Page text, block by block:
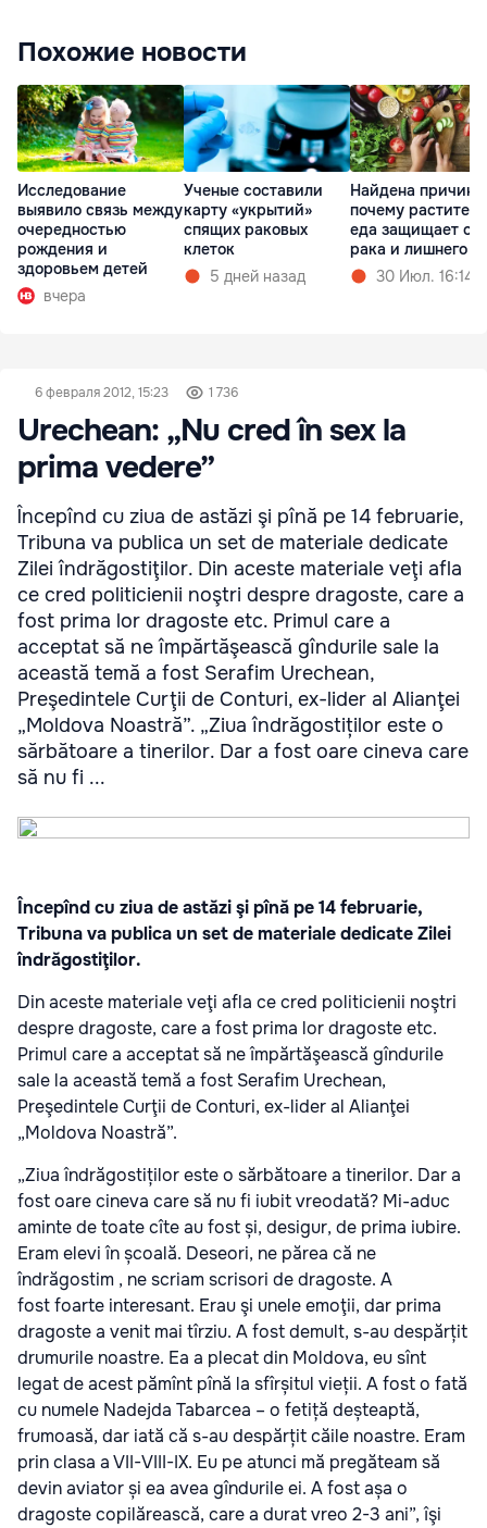
Похожие новости
Исследование
выявило связь между
очередностью
рождения и
здоровьем детей
вчера
Ученые составили
карту «укрытий»
спящих раковых
клеток
5 дней назад
Найдена причина,
почему
еда защищает от
рака и лишнего
30 Июл. 16:14
6 февраля 2012, 15:23 1 736
Urechean: „Nu cred în sex la
prima vedere”
Începînd cu ziua de astăzi şi pînă pe 14 februarie,
Tribuna va publica un set de materiale dedicate
Zilei îndrăgostiţilor. Din aceste materiale veţi afla
ce cred politicienii noştri despre dragoste, care a
fost prima lor dragoste etc. Primul care a
acceptat să ne împărtăşească gîndurile sale la
această temă a fost Serafim Urechean,
Preşedintele Curţii de Conturi, ex-lider al Alianţei
„Moldova Noastră”. „Ziua îndrăgostiților este o
sărbătoare a tinerilor. Dar a fost oare cineva care
să nu fi ...
Începînd cu ziua de astăzi şi pînă pe 14 februarie,
Tribuna va publica un set de materiale dedicate Zilei
îndrăgostiţilor.
Din aceste materiale veţi afla ce cred politicienii noştri
despre dragoste, care a fost prima lor dragoste etc.
Primul care a acceptat să ne împărtăşească gîndurile
sale la această temă a fost Serafim Urechean,
Preşedintele Curţii de Conturi, ex-lider al Alianţei
„Moldova Noastră”.
„Ziua îndrăgostiților este o sărbătoare a tinerilor. Dar a
fost oare cineva care să nu fi iubit vreodată? Mi-aduc
aminte de toate cîte au fost și, desigur, de prima iubire.
Eram elevi în școală. Deseori, ne părea că ne
îndrăgostim , ne scriam scrisori de dragoste. A
fost foarte interesant. Erau şi unele emoţii, dar prima
dragoste a venit mai tîrziu. A fost demult, s-au despărțit
drumurile noastre. Ea a plecat din Moldova, eu sînt
legat de acest pămînt pînă la sfîrșitul vieții. A fost o fată
cu numele Nadejda Tabarcea – o fetiță deșteaptă,
frumoasă, dar iată că s-au despărțit căile noastre. Eram
prin clasa a VII-VIII-IX. Eu pe atunci mă pregăteam să
devin aviator și ea avea gîndurile ei. A fost așa o
dragoste copilărească, care a durat vreo 2-3 ani”, îşi